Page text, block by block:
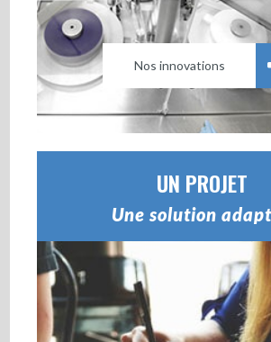
Nos innovations
UN PROJET
Une solution